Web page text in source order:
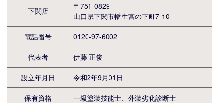
下関店
〒751-0829
山口県下関市幡生宮の下町7-10
電話番号 0120-97-6002
代表者 伊藤 正俊
設立年月日 令和2年9月01日
保有資格 一級塗装技能士、外装劣化診断士